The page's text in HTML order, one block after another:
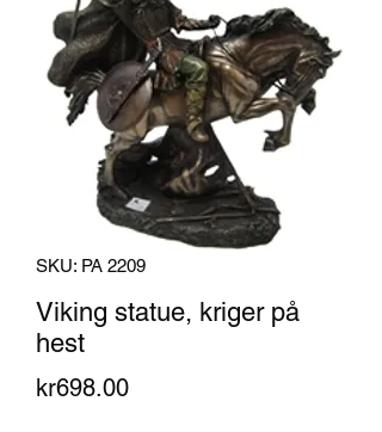
SKU: PA 2209
Viking statue, kriger på
hest
kr698.00Price